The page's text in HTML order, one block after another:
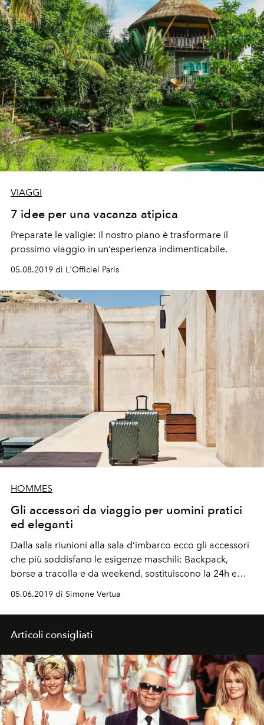
VIAGGI
7 idee per una vacanza atipica
Preparate le valigie: il nostro piano è trasformare il
prossimo viaggio in un’esperienza indimenticabile.
05.08.2019 di L'Officiel Paris
HOMMES
Gli accessori da viaggio per uomini pratici
ed eleganti
Dalla sala riunioni alla sala d’imbarco ecco gli accessori
che più soddisfano le esigenze maschili: Backpack,
borse a tracolla e da weekend, sostituiscono la 24h e
rimangono i più utilizzati negli spostamenti della
05.06.2019 di Simone Vertua
Articoli consigliati